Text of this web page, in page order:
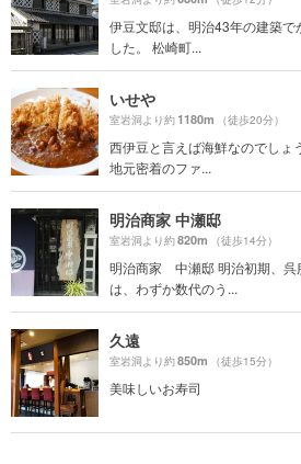
伊豆文邸は、明治43年の建築で
した。 松崎町...
いせや
室岩洞より約1180m （徒歩20分）
西伊豆と言えば海鮮なのでし
地元密着のファ...
明治商家 中瀬邸
室岩洞より約820m （徒歩14分）
明治商家 中瀬邸 明治初期、呉
は、わずか数代のう...
久遠
室岩洞より約850m （徒歩15分）
美味しいお寿司